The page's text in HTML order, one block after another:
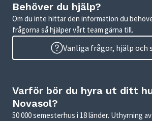
Behöver du hjälp?
Om du inte hittar den information du
frågorna så hjälper vårt team gärna till.
Vanliga frågor, hjälp och
Varför bör du hyra ut ditt
Novasol?
50 000 semesterhus i 18 länder. Uthyrning